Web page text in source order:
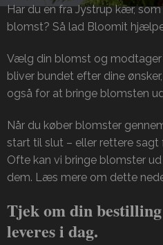
Har du en fra Jystrup kær,
blomst? Så lad Bloomit
Vælg din blomst og modtager
bliver bundet efter dine
også for at bringe blomsten
Når du køber blomster
start til slut – eller rettere sagt
Ofte kan vi bringe blomster
dem. Læs mere om dette
Tjek om din
leveres i dag.